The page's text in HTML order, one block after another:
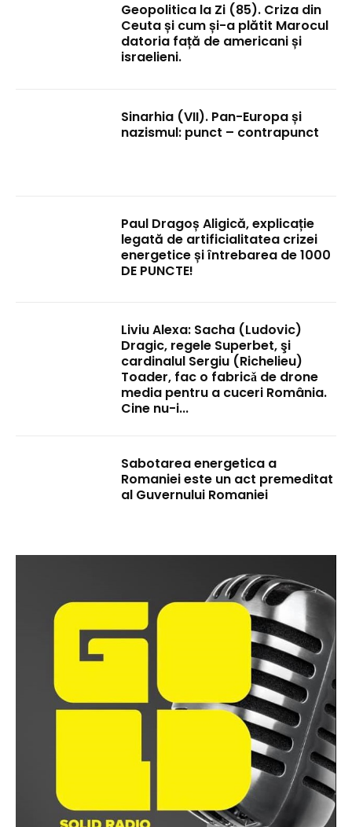
Geopolitica la Zi (85). Criza din
Ceuta și cum și-a plătit Marocul
datoria față de americani și
israelieni.
Sinarhia (VII). Pan-Europa și
nazismul: punct – contrapunct
Paul Dragoș Aligică, explicație
legată de artificialitatea crizei
energetice și întrebarea de 1000
DE PUNCTE!
Liviu Alexa: Sacha (Ludovic)
Dragic, regele Superbet, şi
cardinalul Sergiu (Richelieu)
Toader, fac o fabricǎ de drone
media pentru a cuceri România.
Cine nu-i...
Sabotarea energetica a
Romaniei este un act premeditat
al Guvernului Romaniei